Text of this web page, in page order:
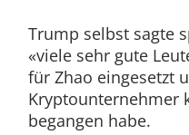
Trump selbst sagte
«viele sehr gute
für Zhao eingesetzt
Kryptounternehmer
begangen habe.